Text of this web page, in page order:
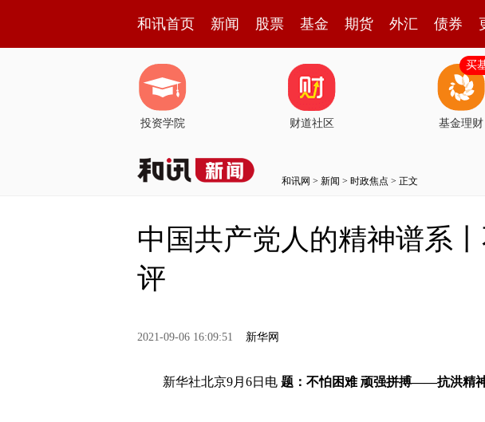
和讯首页 新闻 股票 基金 期货 外汇 债券
投资学院 财道社区 基金理财
买
和讯网 > 新闻 > 时政焦点 > 正文
中国共产党人的精神谱系
评
2021-09-06 16:09:51 新华网
新华社北京9月6日电 题：不怕困难 顽强拼搏——抗洪精